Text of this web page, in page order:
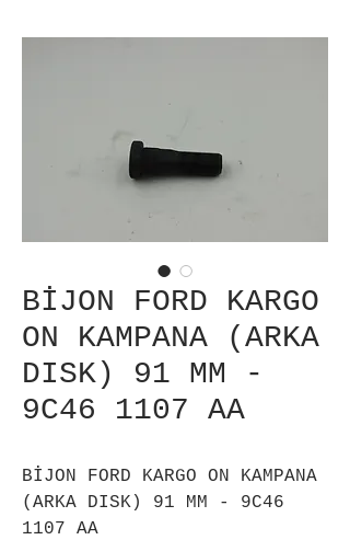
BİJON FORD KARGO
ON KAMPANA (ARKA
DISK) 91 MM -
9C46 1107 AA
BİJON FORD KARGO ON KAMPANA
(ARKA DISK) 91 MM - 9C46
1107 AA